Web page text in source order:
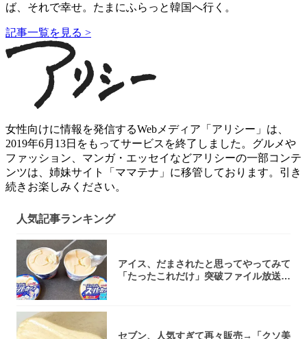
ば、それで幸せ。たまにふらっと韓国へ行く。
記事一覧を見る >
女性向けに情報を発信するWebメディア「アリシー」は、
2019年6月13日をもってサービスを終了しました。グルメや
ファッション、マンガ・エッセイなどアリシーの一部コンテ
ンツは、姉妹サイト「ママテナ」に移管しております。引き
続きお楽しみください。
人気記事ランキング
アイス、だまされたと思ってやってみて
「たったこれだけ」突破ファイル放送で
セブン、人気すぎて再々販売→「クソ美